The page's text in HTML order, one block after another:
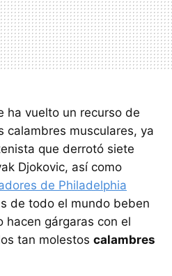
ha vuelto un recurso de
calambres musculares, ya
que derrotó siete
Djokovic, así como
de Philadelphia
de todo el mundo beben
hacen gárgaras con el
tan molestos calambres